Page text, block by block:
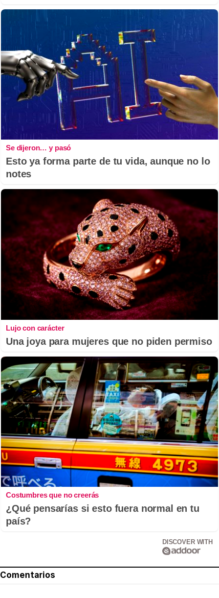
Se dijeron… y pasó
Esto ya forma parte de tu vida, aunque no lo
notes
Lujo con carácter
Una joya para mujeres que no piden permiso
Costumbres que no creerás
¿Qué pensarías si esto fuera normal en tu
país?
DISCOVER WITH
Comentarios